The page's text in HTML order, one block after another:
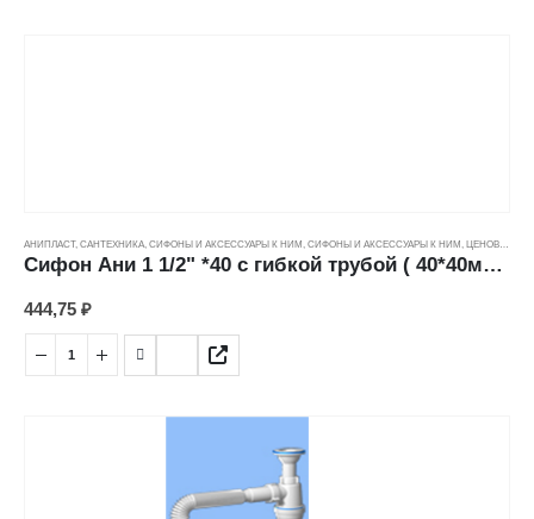
АНИПЛАСТ, САНТЕХНИКА СИФОНЫ И АКСЕССУАРЫ К НИМ СИФОНЫ И АКСЕССУАРЫ К НИМ ЦЕНОВЫЕ ГРУППЫ
Сифон Ани 1 1/2" *40 с гибкой трубой ( 40*40мм) С0105
444,75 ₽